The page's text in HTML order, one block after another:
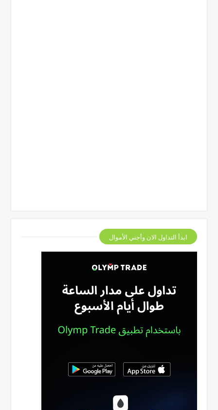
ابدأ التداول الان وأجني الأموال